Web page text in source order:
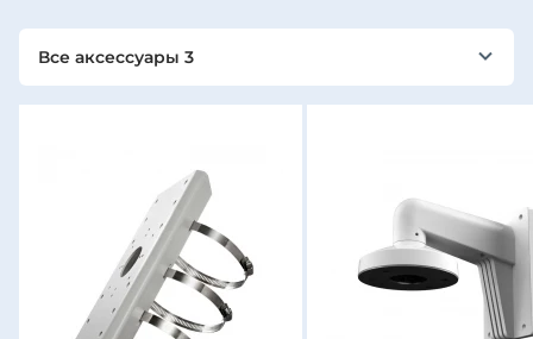
Все аксессуары 3